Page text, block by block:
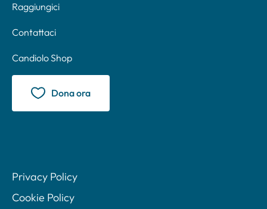
Raggiungici
Contattaci
Candiolo Shop
Dona ora
Privacy Policy
Cookie Policy